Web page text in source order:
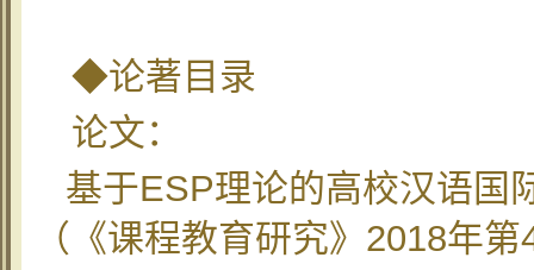
◆论著目录
论文：
基于ESP理论的高校汉语国
（《课程教育研究》 2018年第